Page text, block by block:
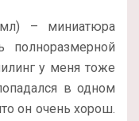
– миниатюра
полноразмерной
у меня тоже
в одном
он очень хорош.